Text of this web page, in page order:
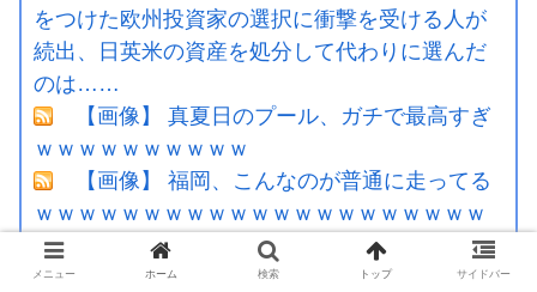
をつけた欧州投資家の選択に衝撃を受ける人が
続出、日英米の資産を処分して代わりに選んだ
のは……
【画像】 真夏日のプール、ガチで最高すぎ
ｗｗｗｗｗｗｗｗｗｗ
【画像】 福岡、こんなのが普通に走ってる
ｗｗｗｗｗｗｗｗｗｗｗｗｗｗｗｗｗｗｗｗｗ
ｗｗｗｗｗｗｗｗｗｗｗｗｗｗｗｗｗｗｗ
女さん、ワンピースグッズを大量注文→全
メニュー ホーム 検索 トップ サイドバー